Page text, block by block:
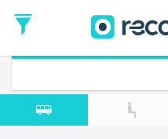
de
Ida
Vuelta (opcional)
Fecha
de